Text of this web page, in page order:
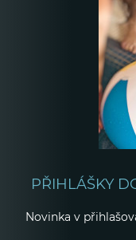
PŘIHLÁŠKY
Novinka v